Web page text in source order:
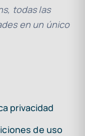
todas las
en un único
privacidad
de uso